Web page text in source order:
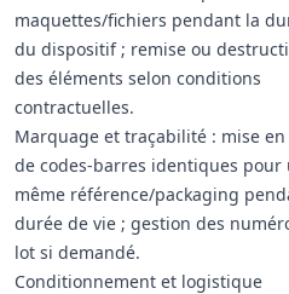
maquettes/fichiers pendant la
du dispositif ; remise ou
des éléments selon conditions
contractuelles.
Marquage et traçabilité : mise en
de codes‑barres identiques pour
même référence/packaging
durée de vie ; gestion des
lot si demandé.
Conditionnement et logistique